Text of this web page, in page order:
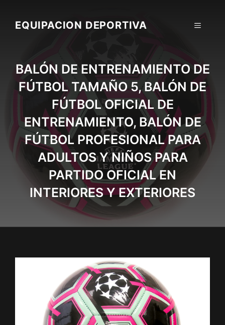
contentEQUIPACION DEPORTIVA MENU
BALÓN DE ENTRENAMIENTO DE
FÚTBOL TAMAÑO 5, BALÓN DE
FÚTBOL OFICIAL DE
ENTRENAMIENTO, BALÓN DE
FÚTBOL PROFESIONAL PARA
ADULTOS Y NIÑOS PARA
PARTIDO OFICIAL EN
INTERIORES Y EXTERIORES